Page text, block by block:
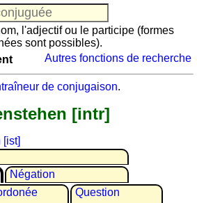
l'adjectif ou le participe (formes
sont possibles).
Autres fonctions de recherche
de conjugaison.
[intr]
Négation
Question